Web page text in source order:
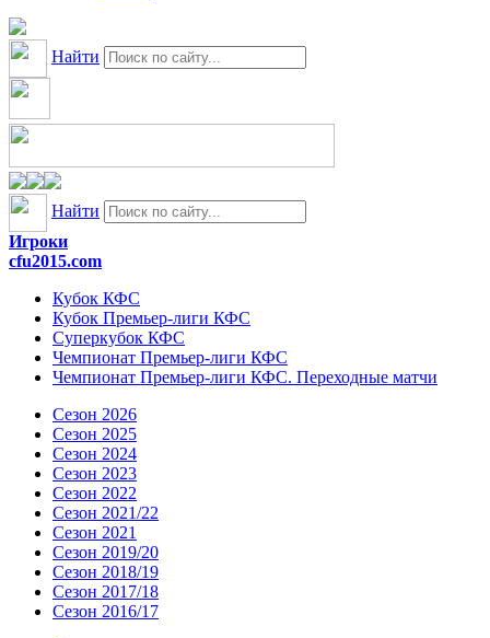
Найти
Найти
Игроки
cfu2015.com
Кубок КФС
Кубок Премьер-лиги КФС
Суперкубок КФС
Чемпионат Премьер-лиги КФС
Чемпионат Премьер-лиги КФС. Переходные матчи
Сезон 2026
Сезон 2025
Сезон 2024
Сезон 2023
Сезон 2022
Сезон 2021/22
Сезон 2021
Сезон 2019/20
Сезон 2018/19
Сезон 2017/18
Сезон 2016/17